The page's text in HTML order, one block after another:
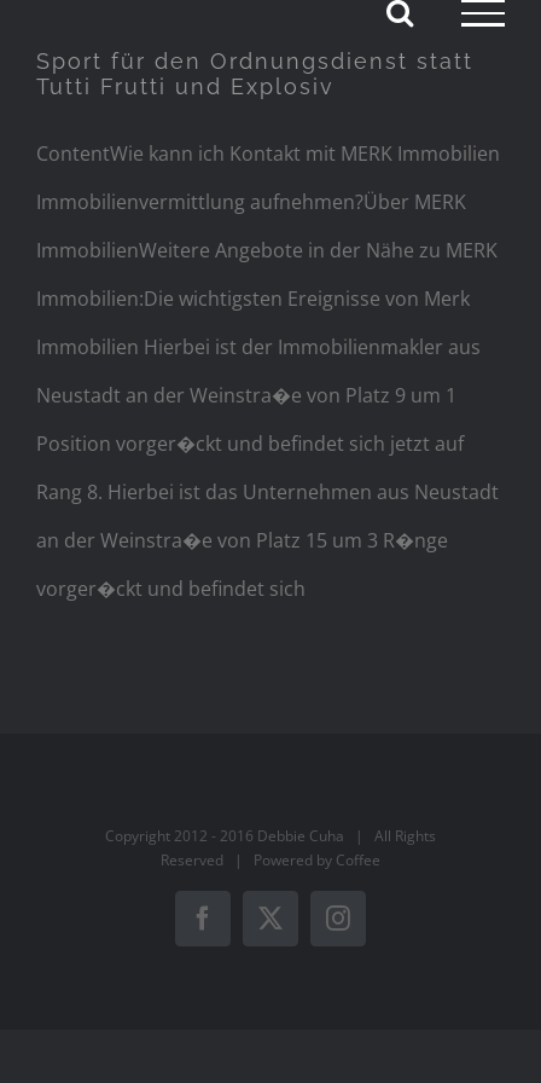
Sport für den Ordnungsdienst statt
Tutti Frutti und Explosiv
ContentWie kann ich Kontakt mit MERK Immobilien
Immobilienvermittlung aufnehmen?Über MERK
ImmobilienWeitere Angebote in der Nähe zu MERK
Immobilien:Die wichtigsten Ereignisse von Merk
Immobilien Hierbei ist der Immobilienmakler aus
Neustadt an der Weinstra�e von Platz 9 um 1
Position vorger�ckt und befindet sich jetzt auf
Rang 8. Hierbei ist das Unternehmen aus Neustadt
an der Weinstra�e von Platz 15 um 3 R�nge
vorger�ckt und befindet sich
Copyright 2012 - 2016 Debbie Cuha | All Rights
Reserved | Powered by Coffee
Facebook
X Instagram